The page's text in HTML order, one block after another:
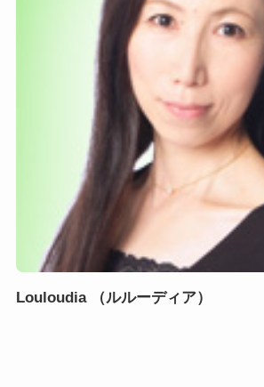
Louloudia （ルルーディア）